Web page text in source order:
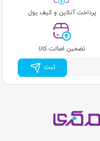
پرداخت آنلاین و کیف پول
تضمین اصالت کالا
ثبت